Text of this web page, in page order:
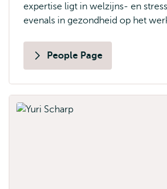
expertise ligt in welzijns- en
evenals in gezondheid op het
People Page